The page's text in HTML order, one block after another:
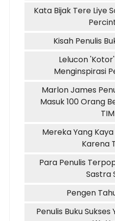
Kata Bijak Tere Liye
Kisah Penulis
Lelucon
Menginspirasi
Marlon James
Masuk 100 Orang
Mereka Yang
Karena
Para Penulis
Sastra
Pengen
Penulis Buku